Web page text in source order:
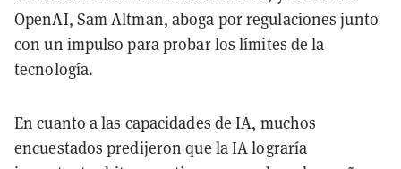
OpenAI, Sam Altman, aboga por regulaciones junto
con un impulso para probar los límites de la
tecnología.
En cuanto a las capacidades de IA, muchos
encuestados predijeron que la IA lograría